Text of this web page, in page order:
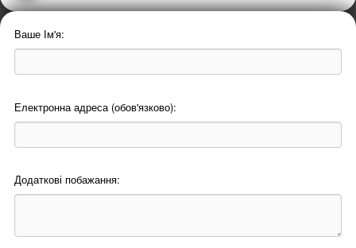
Ваше Ім'я:
Електронна адреса (обов'язково):
Додаткові побажання: